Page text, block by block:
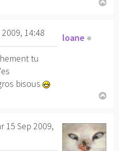
14:48
tu
bisous
loane
t
15 Sep 2009,